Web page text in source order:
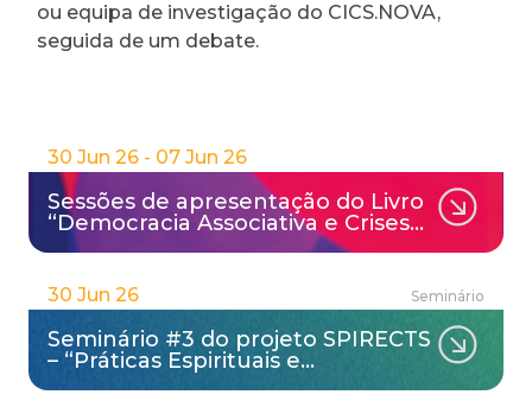
ou equipa de investigação do CICS.NOVA,
seguida de um debate.
30 Jun 26 - 07 Jun 26
Sessões de apresentação do Livro
“Democracia Associativa e Crises…
30 Jun 26 Seminário
Seminário #3 do projeto SPIRECTS
– “Práticas Espirituais e…